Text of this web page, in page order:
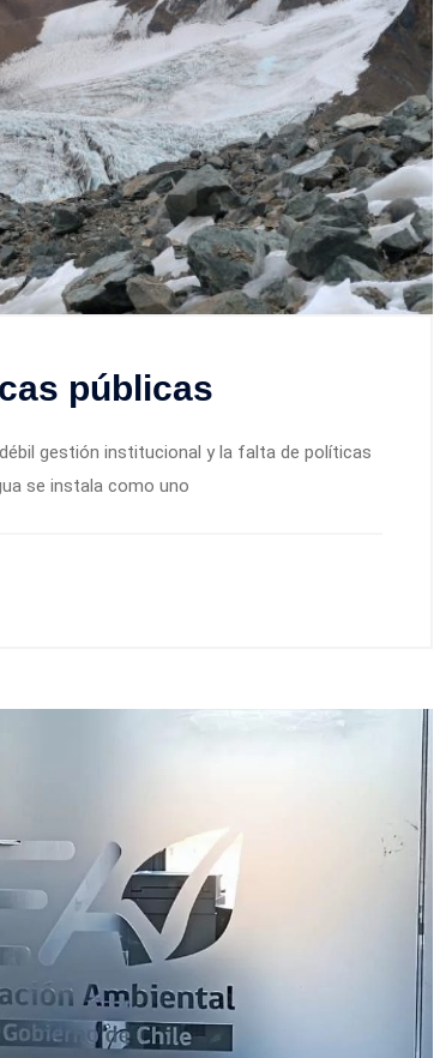
públicas
gestión institucional y la falta de políticas
se instala como uno